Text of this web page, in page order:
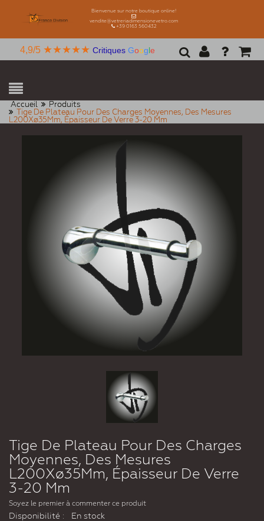
Bienvenue sur notre boutique online!
vendite@vetreriadimensionevetro.com
+39 0163 560432
4,9/5 ★★★★★ Critiques Google
Accueil
Produits
Tige De Plateau Pour Des Charges Moyennes, Des Mesures
L200Xø35Mm, Épaisseur De Verre 3-20 Mm
Tige De Plateau Pour Des Charges
Moyennes, Des Mesures
L200Xø35Mm, Épaisseur De Verre
3-20 Mm
Soyez le premier à commenter ce produit
Disponibilité : En stock